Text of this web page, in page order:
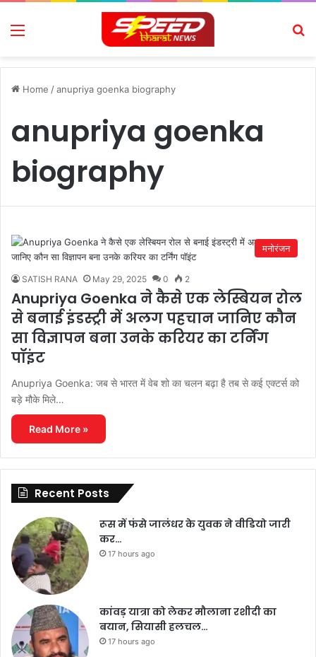
Menu
Home /anupriya goenka biography
anupriya goenka
biography
मनोरंजन
SATISH RANA May 29, 2025 0 2
Anupriya Goenka ने कैसे एक लेस्बियन रोल
से बनाई इंडस्ट्री में अलग पहचान जानिए कौन
सा विज्ञापन बना उनके करियर का टर्निंग
पॉइंट
Anupriya Goenka: जब से भारत में वेब शो का चलन बढ़ा है तब से कई एक्टर्स को
बड़े मौके मिले…
Read More »
Recent Posts
रूस में फंसे जालंधर के युवक ने वीडियो जारी
कर…
17 hours ago
कांवड़ यात्रा को लेकर मौलाना रशीदी का
बयान, सियासी हलचल…
17 hours ago